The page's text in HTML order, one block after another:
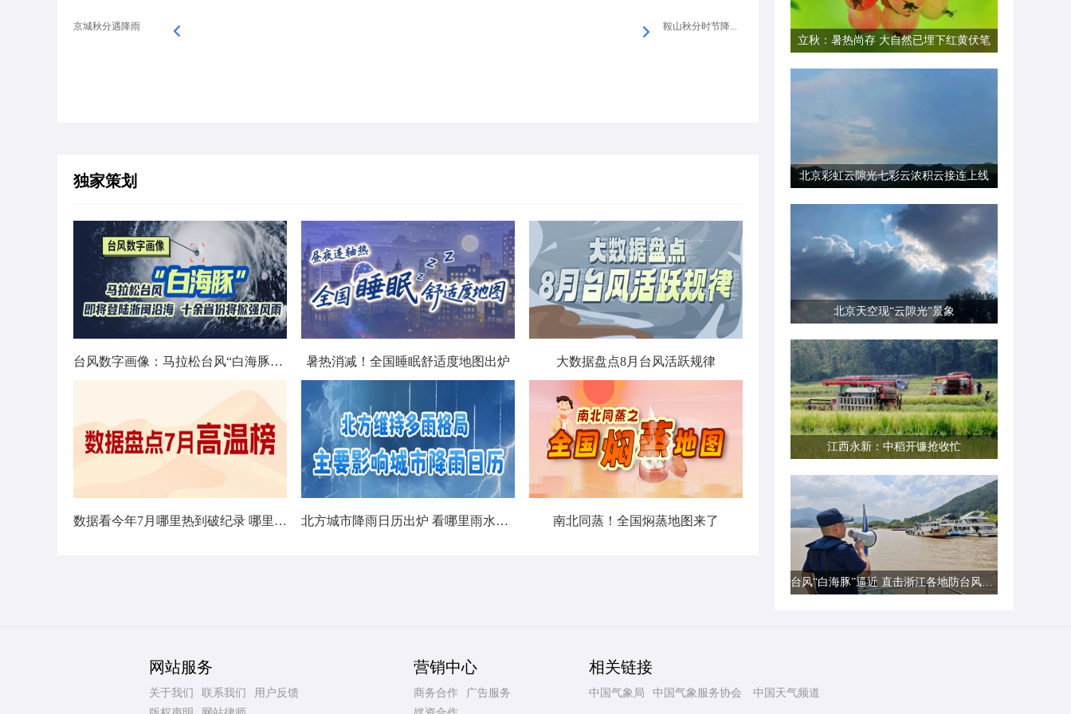
京城秋分遇降雨 鞍山秋分时节降...
独家策划
台风数字画像：马拉松台风“白海豚”将影响十余省份 暑热消减！全国睡眠舒适度地图出炉 大数据盘点8月台风活跃规律
数据看今年7月哪里热到破纪录 哪里暑热连轴转 北方城市降雨日历出炉 看哪里雨水超长待机 南北同蒸！全国焖蒸地图来了
立秋：暑热尚存 大自然已埋下红黄伏笔
北京彩虹云隙光七彩云浓积云接连上线
北京天空现“云隙光”景象
江西永新：中稻开镰抢收忙
台风“白海豚”逼近 直击浙江各地防台风一线现场
网站服务
关于我们 联系我们
用户反馈
营销中心
商务合作
广告服务
相关链接
中国气象局 中国气象服务协会 中国天气频道